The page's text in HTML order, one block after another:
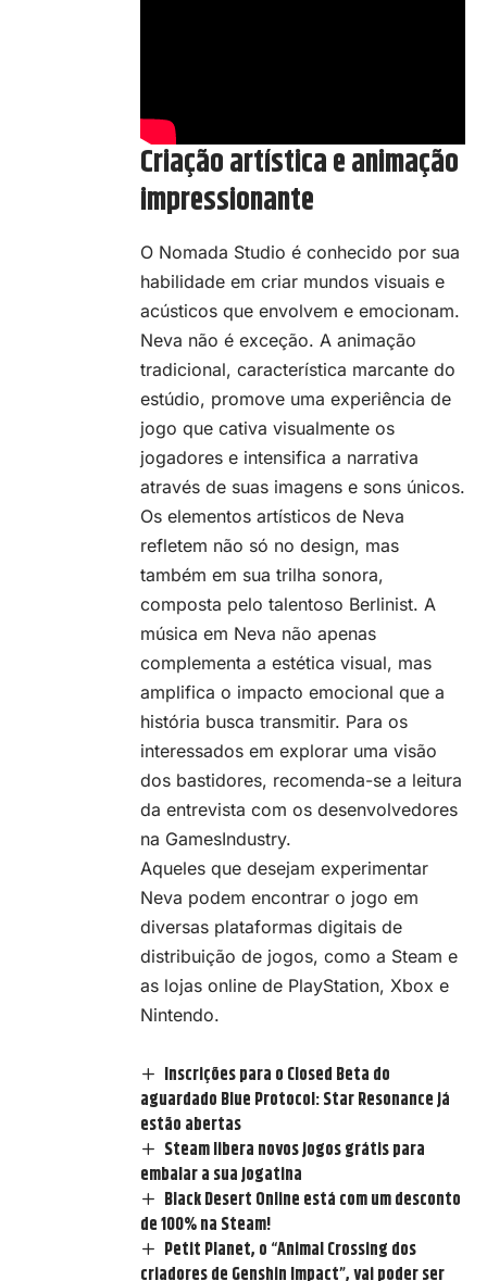
Criação artística e animação
impressionante
O Nomada Studio é conhecido por sua
habilidade em criar mundos visuais e
acústicos que envolvem e emocionam.
Neva não é exceção. A animação
tradicional, característica marcante do
estúdio, promove uma experiência de
jogo que cativa visualmente os
jogadores e intensifica a narrativa
através de suas imagens e sons únicos.
Os elementos artísticos de Neva
refletem não só no design, mas
também em sua trilha sonora,
composta pelo talentoso Berlinist. A
música em Neva não apenas
complementa a estética visual, mas
amplifica o impacto emocional que a
história busca transmitir. Para os
interessados em explorar uma visão
dos bastidores, recomenda-se a leitura
da entrevista com os desenvolvedores
na GamesIndustry.
Aqueles que desejam experimentar
Neva podem encontrar o jogo em
diversas plataformas digitais de
distribuição de jogos, como a Steam e
as lojas online de PlayStation, Xbox e
Nintendo.
Inscrições para o Closed Beta do
aguardado Blue Protocol: Star Resonance já
estão abertas
Steam libera novos jogos grátis para
embalar a sua jogatina
Black Desert Online está com um desconto
de 100% na Steam!
Petit Planet, o “Animal Crossing dos
criadores de Genshin Impact”, vai poder ser